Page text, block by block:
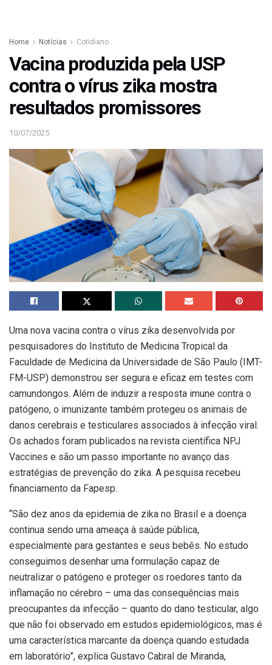
Home Notícias Cotidiano
Vacina produzida pela USP
contra o vírus zika mostra
resultados promissores
10/07/2025
Uma nova vacina contra o vírus zika desenvolvida por
pesquisadores do Instituto de Medicina Tropical da
Faculdade de Medicina da Universidade de São Paulo (IMT-
FM-USP) demonstrou ser segura e eficaz em testes com
camundongos. Além de induzir a resposta imune contra o
patógeno, o imunizante também protegeu os animais de
danos cerebrais e testiculares associados à infecção viral.
Os achados foram publicados na revista científica NPJ
Vaccines e são um passo importante no avanço das
estratégias de prevenção do zika. A pesquisa recebeu
financiamento da Fapesp.
“São dez anos da epidemia de zika no Brasil e a doença
continua sendo uma ameaça à saúde pública,
especialmente para gestantes e seus bebês. No estudo
conseguimos desenhar uma formulação capaz de
neutralizar o patógeno e proteger os roedores tanto da
inflamação no cérebro – uma das consequências mais
preocupantes da infecção – quanto do dano testicular, algo
que não foi observado em estudos epidemiológicos, mas é
uma característica marcante da doença quando estudada
em laboratório”, explica Gustavo Cabral de Miranda,